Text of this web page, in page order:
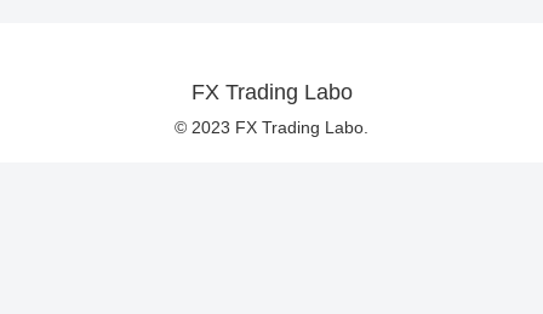
FX Trading Labo
© 2023 FX Trading Labo.